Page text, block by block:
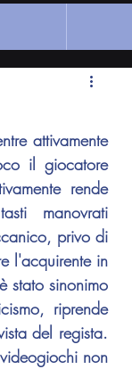
attivamente
il giocatore
rende
manovrati
privo di
l'acquirente in
stato sinonimo
riprende
del regista.
non